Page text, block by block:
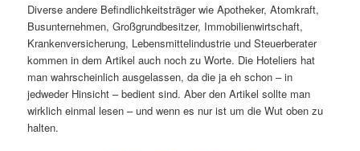
Diverse andere Befindlichkeitsträger wie Apotheker, Atomkraft,
Busunternehmen, Großgrundbesitzer, Immobilienwirtschaft,
Krankenversicherung, Lebensmittelindustrie und Steuerberater
kommen in dem Artikel auch noch zu Worte. Die Hoteliers hat
man wahrscheinlich ausgelassen, da die ja eh schon – in
jedweder Hinsicht – bedient sind. Aber den Artikel sollte man
wirklich einmal lesen – und wenn es nur ist um die Wut oben zu
halten.